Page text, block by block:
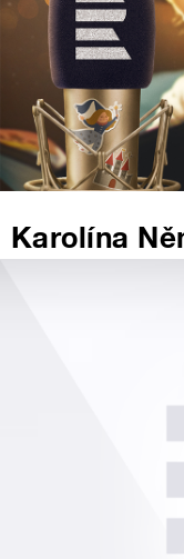
Karolína